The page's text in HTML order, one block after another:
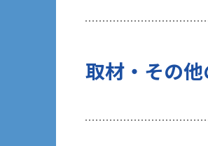
（２）お客様の
のタイミングで
なお、当社Web
取材・その